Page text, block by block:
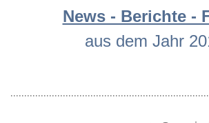
News - Berichte -
aus dem Jahr